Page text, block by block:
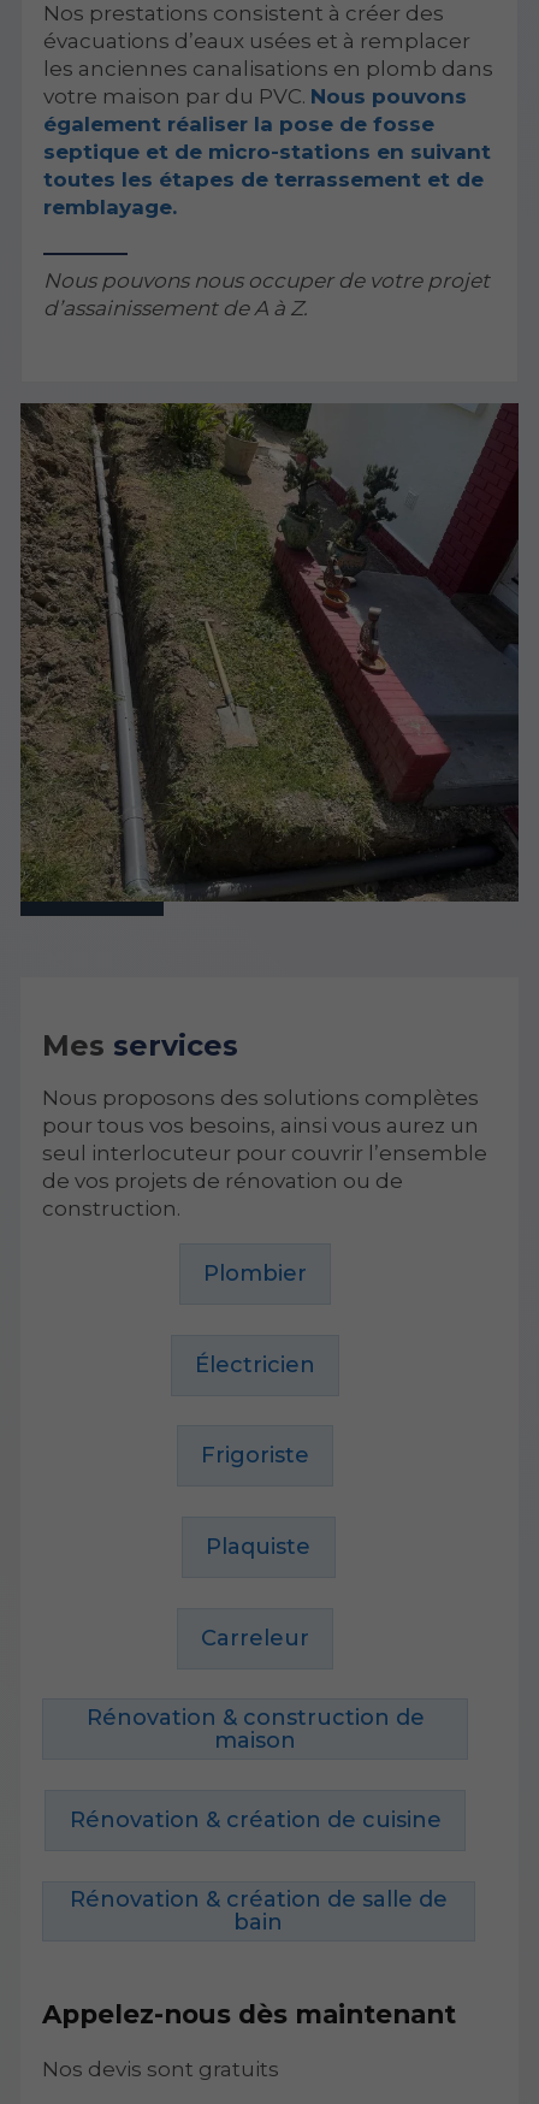
Nos prestations consistent à créer des
évacuations d’eaux usées et à remplacer
les anciennes canalisations en plomb dans
votre maison par du PVC. Nous pouvons
également réaliser la pose de fosse
septique et de micro-stations en suivant
toutes les étapes de terrassement et de
remblayage.
Nous pouvons nous occuper de votre projet
d’assainissement de A à Z.
Mes services
Nous proposons des solutions complètes
pour tous vos besoins, ainsi vous aurez un
seul interlocuteur pour couvrir l’ensemble
de vos projets de rénovation ou de
construction.
Plombier
Électricien
Frigoriste
Plaquiste
Carreleur
Rénovation & construction de
maison
Rénovation & création de cuisine
Rénovation & création de salle de
bain
Appelez-nous dès maintenant
Nos devis sont gratuits